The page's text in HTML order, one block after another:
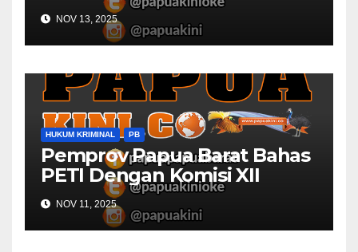
Kaimana
NOV 13, 2025
HUKUM KRIMINAL PB
Pemprov Papua Barat Bahas
PETI Dengan Komisi XII
NOV 11, 2025